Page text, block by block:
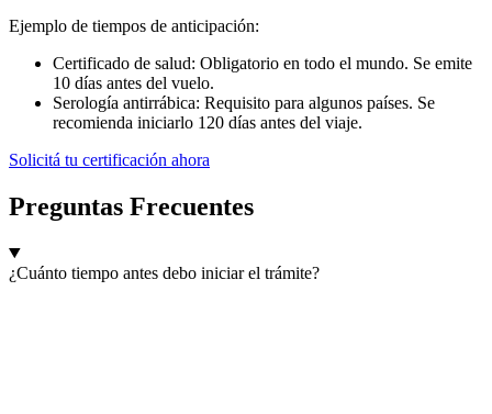
Ejemplo de tiempos de anticipación:
Certificado de salud: Obligatorio en todo el mundo. Se emite
10 días antes del vuelo.
Serología antirrábica: Requisito para algunos países. Se
recomienda iniciarlo 120 días antes del viaje.
Solicitá tu certificación ahora
Preguntas Frecuentes
¿Cuánto tiempo antes debo iniciar el trámite?